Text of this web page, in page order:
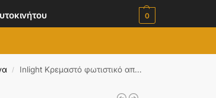
0
/ Inlight Κρεμαστό φωτιστικό από Fiberglass 1XE27 D:50cm (4067-Β)